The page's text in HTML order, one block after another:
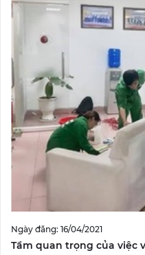
Ngày đăng: 16/04/2021
Tầm quan trọng của việc